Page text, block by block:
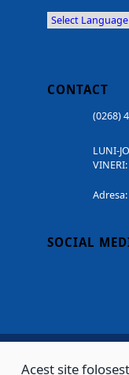
CONTACT
(0268)
LUNI-
SOCIAL
Acest site